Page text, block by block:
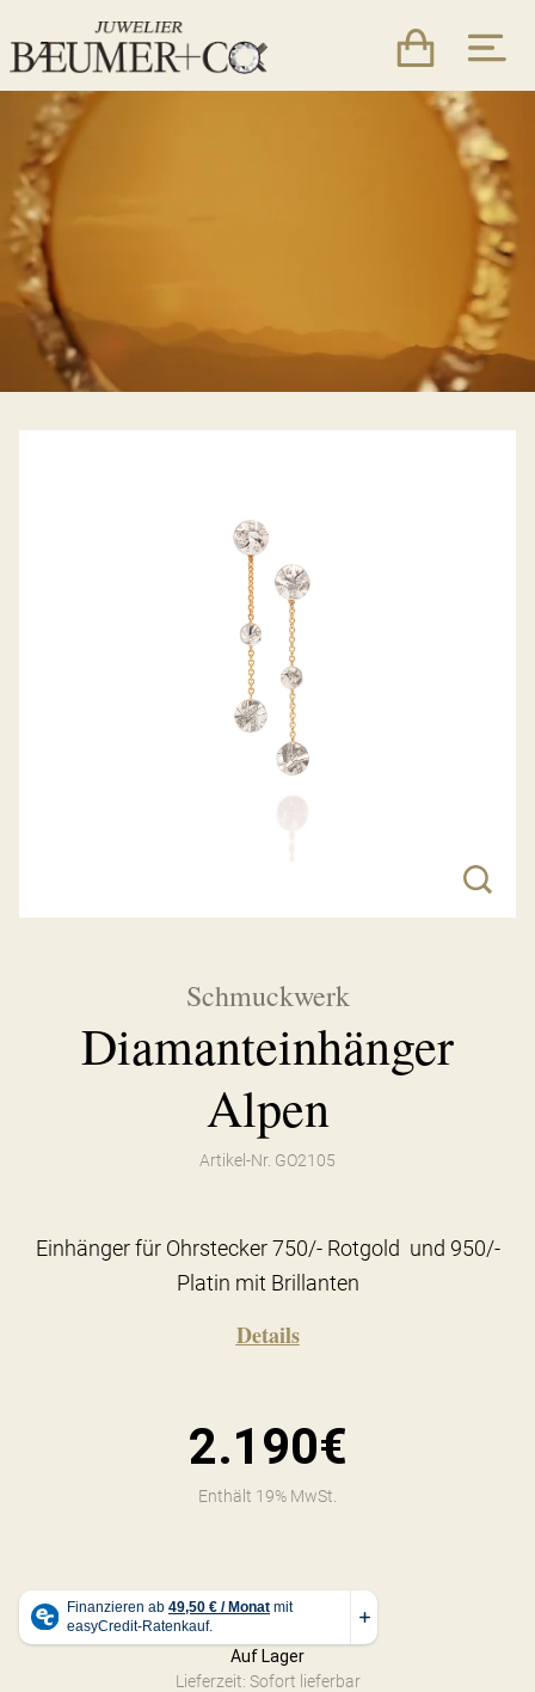
Schmuckwerk
Diamanteinhänger
Alpen
Artikel-Nr. GO2105
Einhänger für Ohrstecker 750/- Rotgold und 950/-
Platin mit Brillanten
Details
2.190€
Enthält 19% MwSt.
Auf Lager
Lieferzeit: Sofort lieferbar